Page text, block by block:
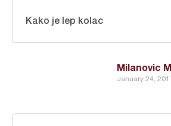
Milanovic
January 24,
Kako je lep kolac